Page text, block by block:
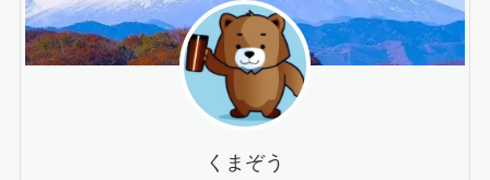
くまぞう